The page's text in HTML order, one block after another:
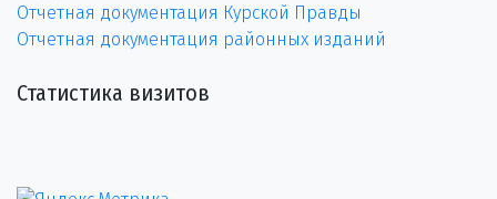
Отчетная документация Курской Правды
Отчетная документация районных изданий
Статистика визитов